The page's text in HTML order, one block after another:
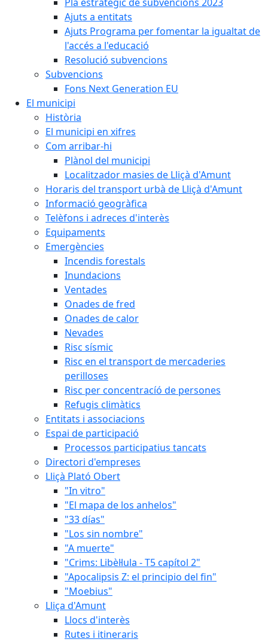
Ajuts a entitats
Ajuts Programa per fomentar la igualtat de
l'accés a l'educació
Resolució subvencions
Subvencions
Fons Next Generation EU
El municipi
Història
El municipi en xifres
Com arribar-hi
Plànol del municipi
Localitzador masies de Lliçà d'Amunt
Horaris del transport urbà de Lliçà d'Amunt
Informació geogràfica
Telèfons i adreces d'interès
Equipaments
Emergències
Incendis forestals
Inundacions
Ventades
Onades de fred
Onades de calor
Nevades
Risc sísmic
Risc en el transport de mercaderies
perilloses
Risc per concentracíó de persones
Refugis climàtics
Entitats i associacions
Espai de participació
Processos participatius tancats
Directori d'empreses
Lliçà Plató Obert
"In vitro"
"El mapa de los anhelos"
"33 días"
"Los sin nombre"
"A muerte"
"Crims: Libèl·lula - T5 capítol 2"
"Apocalipsis Z: el principio del fin"
"Moebius"
Lliça d'Amunt
Llocs d'interès
Rutes i itineraris